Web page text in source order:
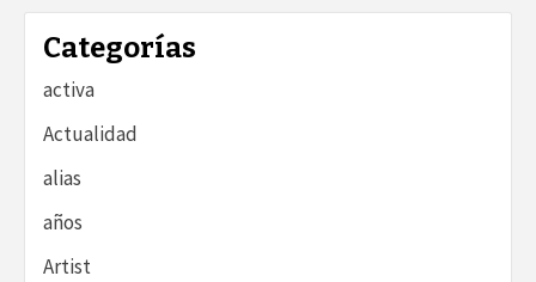
Categorías
activa
Actualidad
alias
años
Artist